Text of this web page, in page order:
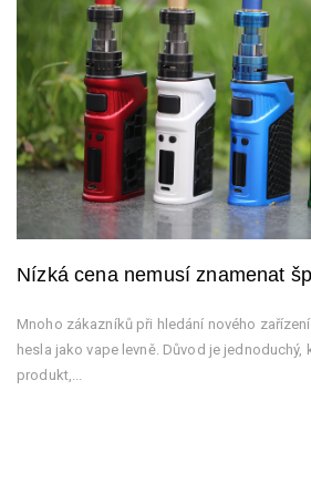
Nízká cena nemusí znamenat
Mnoho zákazníků při hledání nového
hesla jako vape levně. Důvod je jednoduchý,
produkt,...